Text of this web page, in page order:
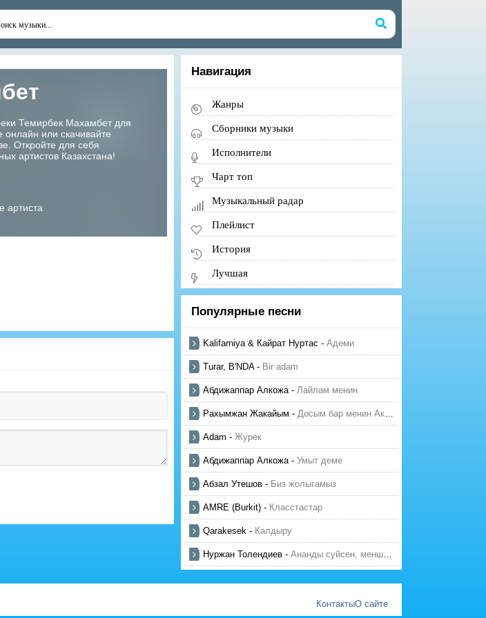
Темирбек Маxамбет для
или скачивайте
Откройте для себя
артистов Казахстана!
артиста
Навигация
Жанры
Сборники музыки
Исполнители
Чарт топ
Музыкальный радар
Плейлист
История
Лучшая
Популярные песни
Kalifarniya & Кайрат Нуртас - Адеми
Turar, B'NDA- Bir adam
Абдижаппар Алкожа- Лайлам менин
Рахымжан Жакайым - Досым бар менин Актауда
Adam - Журек
Абдижаппар Алкожа- Умыт деме
Абзал Утешов - Биз жолыгамыз
AMRE (Burkit) - Класстастар
Qarakesek - Калдыру
Нуржан Толендиев - Ананды суйсен, менше суй
КонтактыО сайте